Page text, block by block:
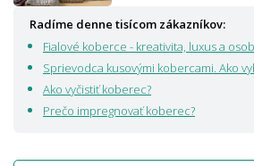
odtieňov a rôznych štýlov určite nájdete ten
dokonalým doplnkom Vášho domova.
Radíme denne tisícom zákazníkov:
Fialové koberce - kreativita, luxus a
Sprievodca kusovými kobercami. Ako
Ako vyčistiť koberec?
Prečo impregnovať koberec?